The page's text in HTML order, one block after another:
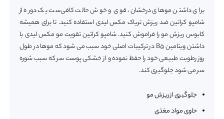
برای داشتن موهای درخشان، قوی و خوش حالت کافی‌ست یک دوره از
شامپو کراتین ضد ریزش تریاک مکس لیدی استفاده کنید. تا برای همیشه
کابوس ریزش مو را فراموش کنید. شامپو کراتین تقویت مو مکس لیدی با
داشتن ویتامین B5 در ترکیبات اصلی خود سبب می شود که موها در طول
روز رطوبت طبیعی خود را حفظ نموده و از خشکی پوست سر که سبب شوره
سر می شود جلوگیری کند.
جلوگیری از ریزش مو
حاوی مواد مغذی